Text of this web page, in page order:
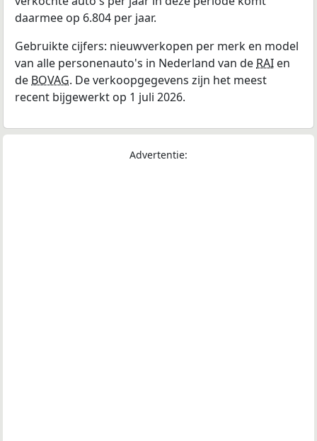
daarmee op 6.804 per jaar.
Gebruikte cijfers: nieuwverkopen per merk en model
van alle personenauto's in Nederland van de RAI en
de BOVAG. De verkoopgegevens zijn het meest
recent bijgewerkt op 1 juli 2026.
Advertentie: